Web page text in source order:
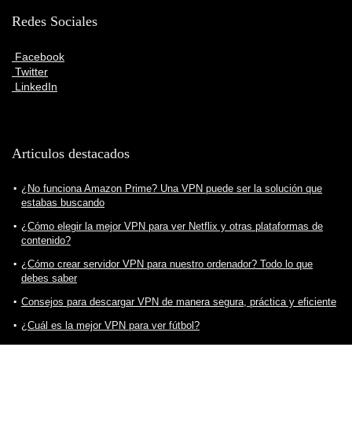
Redes Sociales
Facebook
Twitter
LinkedIn
Articulos destacados
¿No funciona Amazon Prime? Una VPN puede ser la solución que
estabas buscando
¿Cómo elegir la mejor VPN para ver Netflix y otras plataformas de
contenido?
¿Cómo crear servidor VPN para nuestro ordenador? Todo lo que
debes saber
Consejos para descargar VPN de manera segura, práctica y eficiente
¿Cuál es la mejor VPN para ver fútbol?